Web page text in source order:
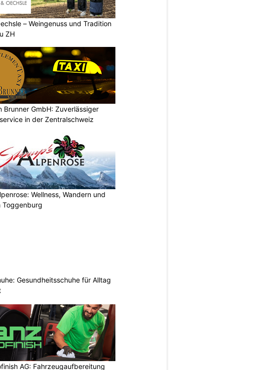
– Weingenuss und Tradition
ZH
Brunner GmbH: Zuverlässiger
in der Zentralschweiz
Wellness, Wandern und
Toggenburg
Gesundheitsschuhe für Alltag
AG: Fahrzeugaufbereitung